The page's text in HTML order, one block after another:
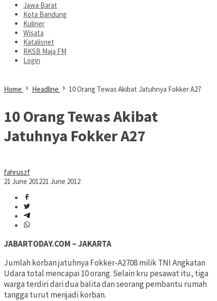
Jawa Barat
Kota Bandung
Kuliner
Wisata
Katalisnet
RKSB Maja FM
Login
Home Headline 10 Orang Tewas Akibat Jatuhnya Fokker A27
10 Orang Tewas Akibat
Jatuhnya Fokker A27
fahruszf
21 June 201221 June 2012
JABARTODAY.COM – JAKARTA
Jumlah korban jatuhnya Fokker-A2708 milik TNI Angkatan
Udara total mencapai 10 orang. Selain kru pesawat itu, tiga
warga terdiri dari dua balita dan seorang pembantu rumah
tangga turut menjadi korban.